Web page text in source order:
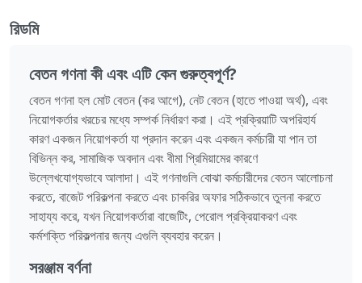
রিডমি
বেতন গণনা কী এবং এটি কেন গুরুত্বপূর্ণ?
বেতন গণনা হল মোট বেতন (কর আগে), নেট বেতন (হাতে পাওয়া অর্থ), এবং
নিয়োগকর্তার খরচের মধ্যে সম্পর্ক নির্ধারণ করা। এই প্রক্রিয়াটি অপরিহার্য
কারণ একজন নিয়োগকর্তা যা প্রদান করেন এবং একজন কর্মচারী যা পান তা
বিভিন্ন কর, সামাজিক অবদান এবং বীমা প্রিমিয়ামের কারণে
উল্লেখযোগ্যভাবে আলাদা। এই গণনাগুলি বোঝা কর্মচারীদের বেতন আলোচনা
করতে, বাজেট পরিকল্পনা করতে এবং চাকরির অফার সঠিকভাবে তুলনা করতে
সাহায্য করে, যখন নিয়োগকর্তারা বাজেটিং, পেরোল প্রক্রিয়াকরণ এবং
কর্মশক্তি পরিকল্পনার জন্য এগুলি ব্যবহার করেন।
সরঞ্জাম বর্ণনা